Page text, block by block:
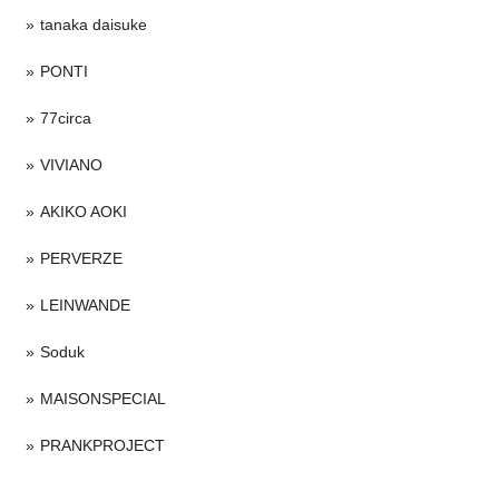
tanaka daisuke
PONTI
77circa
VIVIANO
AKIKO AOKI
PERVERZE
LEINWANDE
Soduk
MAISONSPECIAL
PRANKPROJECT